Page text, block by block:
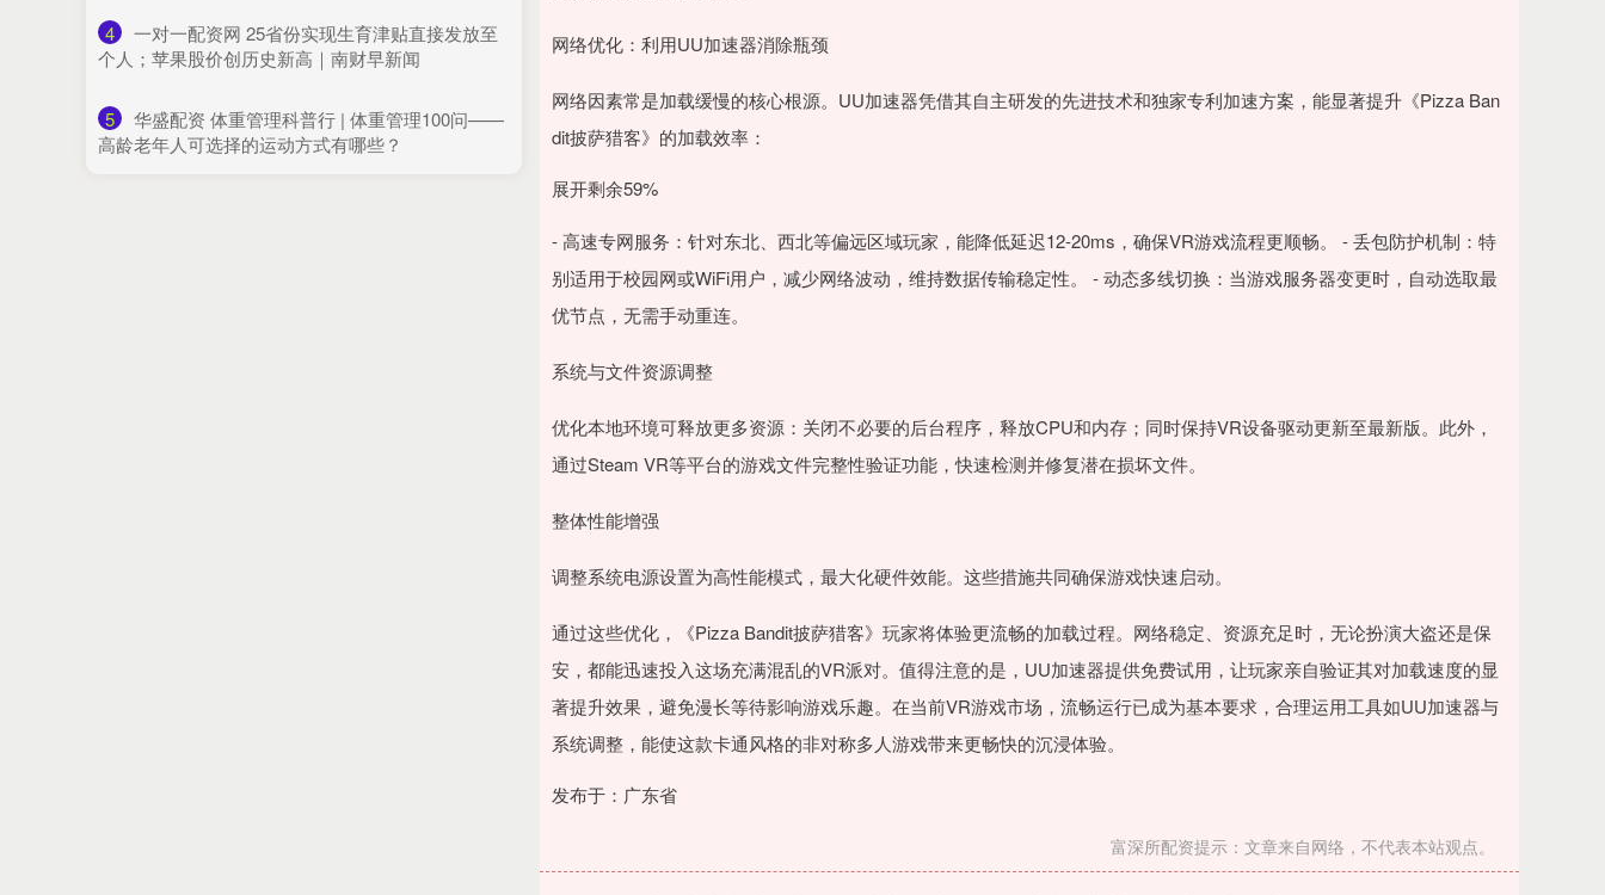
网络优化：利用UU加速器消除瓶颈
网络因素常是加载缓慢的核心根源。UU加速器凭借其自主研发的先进技术和独家专利加速方案，能显著提升《Pizza Ban
dit披萨猎客》的加载效率：
展开剩余59%
- 高速专网服务：针对东北、西北等偏远区域玩家，能降低延迟12-20ms，确保VR游戏流程更顺畅。 - 丢包防护机制：特
别适用于校园网或WiFi用户，减少网络波动，维持数据传输稳定性。 - 动态多线切换：当游戏服务器变更时，自动选取最
优节点，无需手动重连。
系统与文件资源调整
优化本地环境可释放更多资源：关闭不必要的后台程序，释放CPU和内存；同时保持VR设备驱动更新至最新版。此外，
通过Steam VR等平台的游戏文件完整性验证功能，快速检测并修复潜在损坏文件。
整体性能增强
调整系统电源设置为高性能模式，最大化硬件效能。这些措施共同确保游戏快速启动。
通过这些优化，《Pizza Bandit披萨猎客》玩家将体验更流畅的加载过程。网络稳定、资源充足时，无论扮演大盗还是保
安，都能迅速投入这场充满混乱的VR派对。值得注意的是，UU加速器提供免费试用，让玩家亲自验证其对加载速度的显
著提升效果，避免漫长等待影响游戏乐趣。在当前VR游戏市场，流畅运行已成为基本要求，合理运用工具如UU加速器与
系统调整，能使这款卡通风格的非对称多人游戏带来更畅快的沉浸体验。
发布于：广东省
富深所配资提示：文章来自网络，不代表本站观点。
4
​一对一配资网 25省份实现生育津贴直接发放至
个人；苹果股价创历史新高｜南财早新闻
5
​华盛配资 体重管理科普行 | 体重管理100问——
高龄老年人可选择的运动方式有哪些？